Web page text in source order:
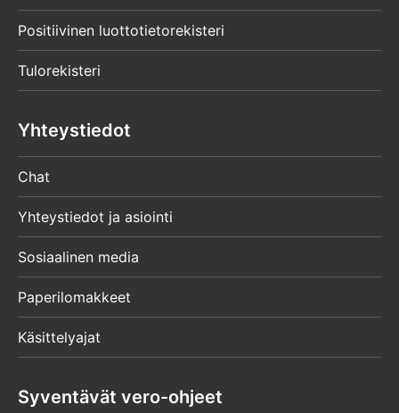
Positiivinen luottotietorekisteri
Tulorekisteri
Yhteystiedot
Chat
Yhteystiedot ja asiointi
Sosiaalinen media
Paperilomakkeet
Käsittelyajat
Syventävät vero-ohjeet